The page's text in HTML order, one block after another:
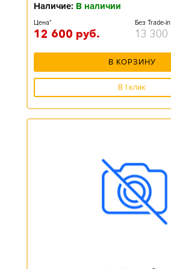
Наличие: В наличии
Цена*
12 600 руб.
Без Trade-in
13 300
В КОРЗИНУ
В 1 клик